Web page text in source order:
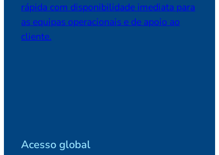
rápida com disponibilidade imediata para
as equipas operacionais e de apoio ao
cliente.
Acesso global